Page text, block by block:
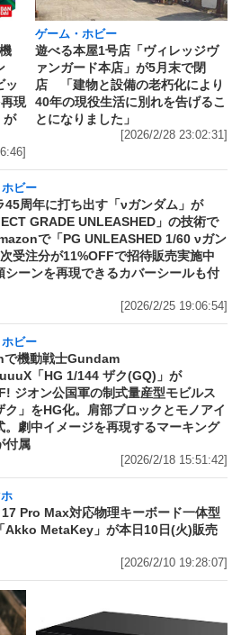
ッ
現
が
ゲーム・ホビー
遊べる本屋1号店「ヴィレッジヴ
ァンガード本店」が5月末で閉
店 「建物と設備の老朽化により
40年の現役生活に別れを告げるこ
とになりました」
[2026/2/28 23:02:31]
ビー
45周年に打ち出す「νガンダム」が
GRADE UNLEASHED」の技術で
で「PG UNLEASHED 1/60 νガン
受注分が11%OFFで招待販売実施中
シーンを再現できるカバーシールも付
[2026/2/25 19:06:54]
ビー
で機動戦士Gundam
「HG 1/144 ザク(GQ)」が
ジオン公国軍の制式量産型モビルス
ク」をHG化。肩部ブロックとモノアイ
。劇中イメージを再現するマーキング
付属
[2026/2/18 15:51:42]
Pro Max対応物理キーボード一体型
Akko MetaKey」が本日10日(火)販売
[2026/2/10 19:28:07]